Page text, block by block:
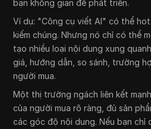
bạn không gian để phát triển.
Ví dụ: "Công cụ viết AI" có thể
kiếm chúng. Nhưng nó chỉ có thể
tạo nhiều loại nội dung xung
giá, hướng dẫn, so sánh, trường
người mua.
Một thị trường ngách liên kết
của người mua rõ ràng, đủ sản
các góc độ nội dung. Nếu bạn chỉ